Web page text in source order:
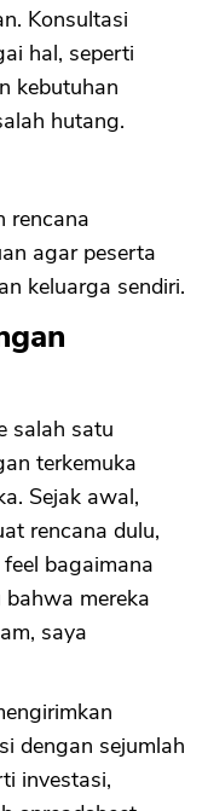
Konsultasi
hal, seperti
kebutuhan
hutang.
rencana
agar peserta
keluarga sendiri.
salah satu
terkemuka
Sejak awal,
rencana dulu,
bagaimana
bahwa mereka
saya
dengan sejumlah
investasi,